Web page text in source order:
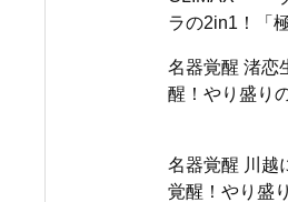
ラの2in1！「
名器覚醒 渚
醒！やり盛り
名器覚醒 川
覚醒！やり盛